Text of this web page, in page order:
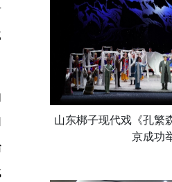
山东梆子现代戏《孔繁
京成功